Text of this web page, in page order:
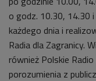
o godz. 10.30, 14.30
każdego dnia i
Radia dla Zagranicy.
również Polskie
porozumienia z